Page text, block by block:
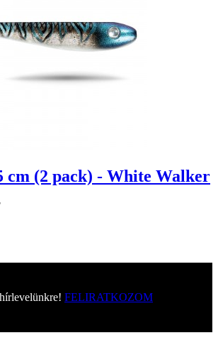
cm (2 pack) - White Walker
FELIRATKOZOM